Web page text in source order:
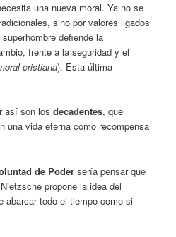
una nueva moral. Ya no se
sino por valores ligados
defiende la
frente a la seguridad y el
cristiana). Esta última
así son losdecadentes, que
una vida eterna como recompensa
de Poder sería pensar que
propone la idea del
abarcar todo el tiempo como si